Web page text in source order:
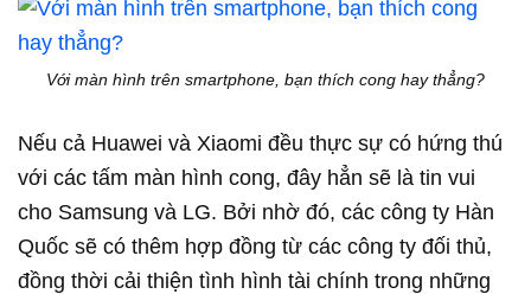
Với màn hình trên smartphone, bạn thích cong hay thẳng?
Nếu cả Huawei và Xiaomi đều thực sự có hứng thú
với các tấm màn hình cong, đây hẳn sẽ là tin vui
cho Samsung và LG. Bởi nhờ đó, các công ty Hàn
Quốc sẽ có thêm hợp đồng từ các công ty đối thủ,
đồng thời cải thiện tình hình tài chính trong những